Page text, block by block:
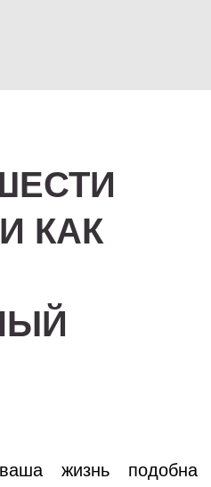
КАК
жизнь подобна